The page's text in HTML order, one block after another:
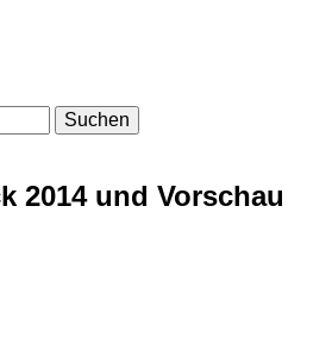
2014 und Vorschau